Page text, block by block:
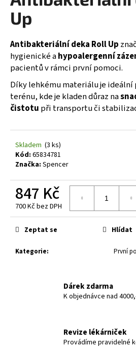
0,0
z
hvězdiček.
Up
Antibakteriální deka Roll Up
hygienické ahypoalergenní
pacientů v rámci první pomoci.
Díky lehkému materiálu je
terénu, kde je kladen důraz na
čistotu při transportu či
Skladem (3 ks)
Kód: 65834781
Značka: Spencer
847 Kč
700 Kč bez DPH
Měrná
cena:
Kategorie: První
Zeptat se Hlídat
Dárek zdarma
K objednávce nad
Revize lékárniček
Provádíme pravidelné
a
j
í
t
?
D
o
u